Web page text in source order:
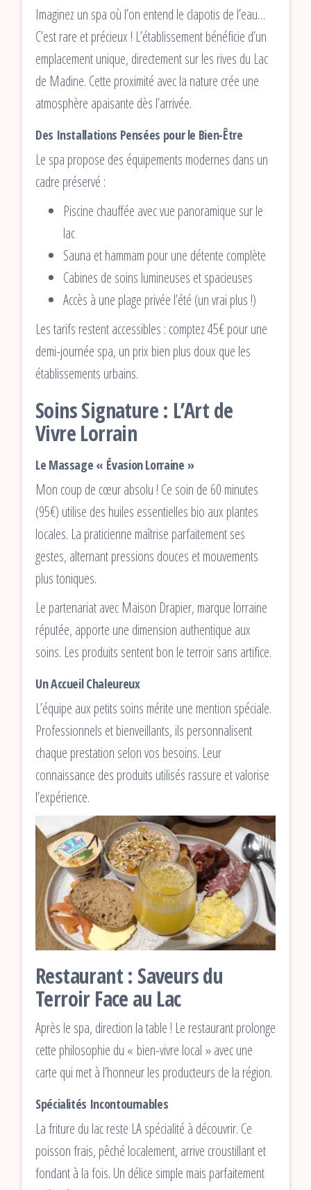
Imaginez un spa où l’on entend le clapotis de l’eau…
C’est rare et précieux ! L’établissement bénéficie d’un
emplacement unique, directement sur les rives du Lac
de Madine. Cette proximité avec la nature crée une
atmosphère apaisante dès l’arrivée.
Des Installations Pensées pour le Bien-Être
Le spa propose des équipements modernes dans un
cadre préservé :
Piscine chauffée avec vue panoramique sur le
lac
Sauna et hammam pour une détente complète
Cabines de soins lumineuses et spacieuses
Accès à une plage privée l’été (un vrai plus !)
Les tarifs restent accessibles : comptez 45€ pour une
demi-journée spa, un prix bien plus doux que les
établissements urbains.
Soins Signature : L’Art de
Vivre Lorrain
Le Massage « Évasion Lorraine »
Mon coup de cœur absolu ! Ce soin de 60 minutes
(95€) utilise des huiles essentielles bio aux plantes
locales. La praticienne maîtrise parfaitement ses
gestes, alternant pressions douces et mouvements
plus toniques.
Le partenariat avec Maison Drapier, marque lorraine
réputée, apporte une dimension authentique aux
soins. Les produits sentent bon le terroir sans artifice.
Un Accueil Chaleureux
L’équipe aux petits soins mérite une mention spéciale.
Professionnels et bienveillants, ils personnalisent
chaque prestation selon vos besoins. Leur
connaissance des produits utilisés rassure et valorise
l’expérience.
Restaurant : Saveurs du
Terroir Face au Lac
Après le spa, direction la table ! Le restaurant prolonge
cette philosophie du « bien-vivre local » avec une
carte qui met à l’honneur les producteurs de la région.
Spécialités Incontournables
La friture du lac reste LA spécialité à découvrir. Ce
poisson frais, pêché localement, arrive croustillant et
fondant à la fois. Un délice simple mais parfaitement